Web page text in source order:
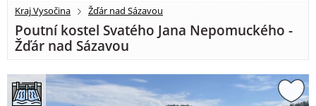
Kraj Vysočina Žďár nad Sázavou
Poutní kostel Svatého Jana Nepomuckého -
Žďár nad Sázavou